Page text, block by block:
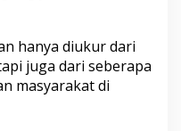
hanya diukur dari
juga dari seberapa
masyarakat di